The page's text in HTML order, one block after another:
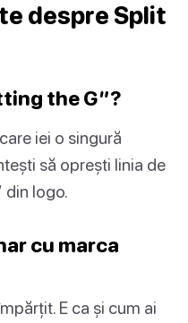
despre Split
the G”?
iei o singură
să oprești linia de
din logo.
cu marca
E ca și cum ai